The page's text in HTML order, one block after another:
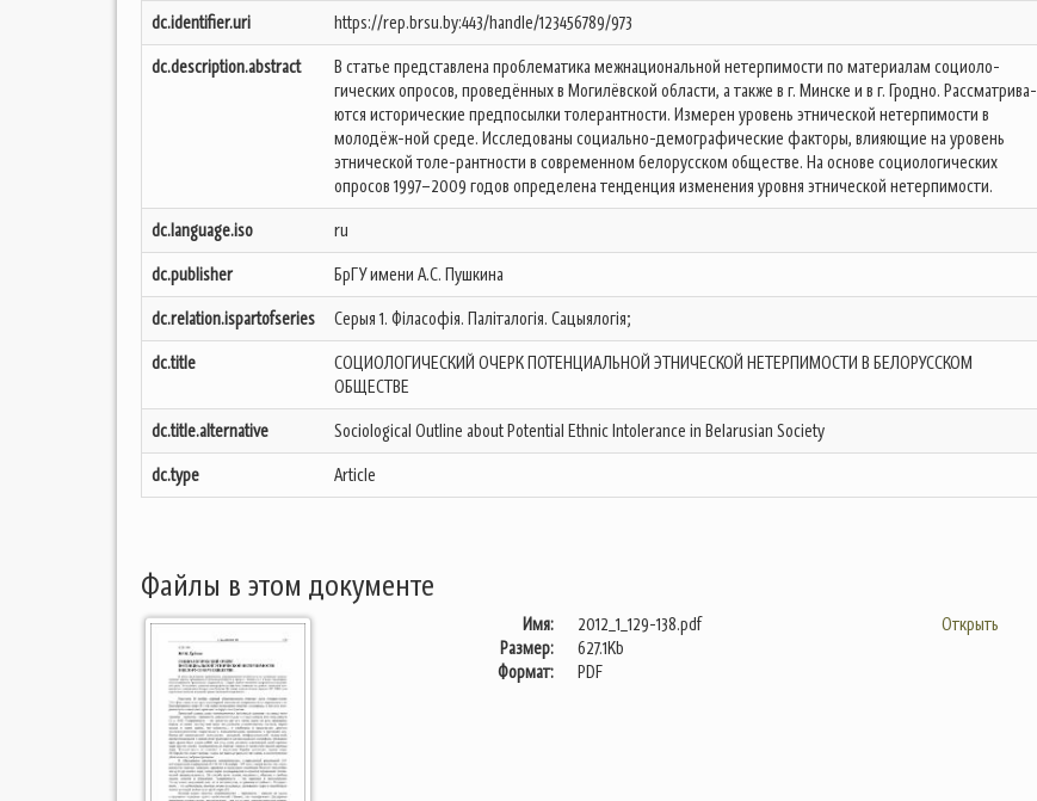
dc.identifier.uri
https://rep.brsu.by:443/handle/123456789/973
dc.description.abstract
В статье представлена проблематика межнациональной нетерпимости по материалам социоло-
гических опросов, проведённых в Могилёвской области, а также в г. Минске и в г. Гродно. Рассматрива-
ются исторические предпосылки толерантности. Измерен уровень этнической нетерпимости в
молодёж-ной среде. Исследованы социально-демографические факторы, влияющие на уровень
этнической толе-рантности в современном белорусском обществе. На основе социологических
опросов 1997–2009 годов определена тенденция изменения уровня этнической нетерпимости.
dc.language.iso ru
dc.publisher
БрГУ имени А.С. Пушкина
dc.relation.ispartofseries
Серыя 1. Філасофія. Паліталогія. Сацыялогія;
dc.title
СОЦИОЛОГИЧЕСКИЙ ОЧЕРК ПОТЕНЦИАЛЬНОЙ ЭТНИЧЕСКОЙ НЕТЕРПИМОСТИ В БЕЛОРУССКОМ
ОБЩЕСТВЕ
dc.title.alternative Sociological Outline about Potential Ethnic Intolerance in Belarusian Society
dc.type
Article
Файлы в этом документе
Имя:
2012_1_129-138.pdf
Размер:
627.1Kb
Формат:
PDF
Открыть